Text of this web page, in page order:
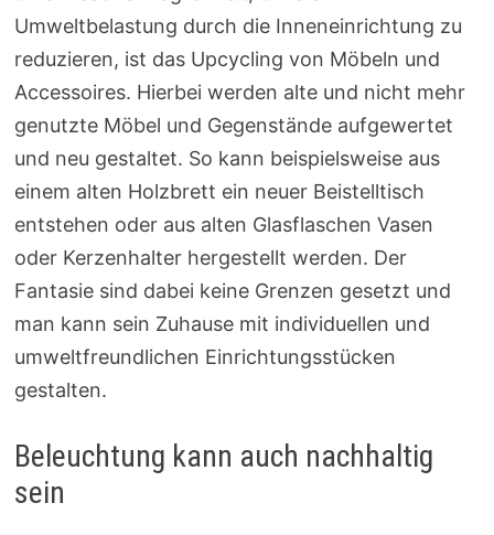
Umweltbelastung durch die Inneneinrichtung zu
reduzieren, ist das Upcycling von Möbeln und
Accessoires. Hierbei werden alte und nicht mehr
genutzte Möbel und Gegenstände aufgewertet
und neu gestaltet. So kann beispielsweise aus
einem alten Holzbrett ein neuer Beistelltisch
entstehen oder aus alten Glasflaschen Vasen
oder Kerzenhalter hergestellt werden. Der
Fantasie sind dabei keine Grenzen gesetzt und
man kann sein Zuhause mit individuellen und
umweltfreundlichen Einrichtungsstücken
gestalten.
Beleuchtung kann auch nachhaltig
sein